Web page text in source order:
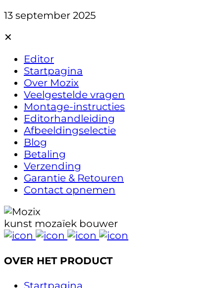
13 september 2025
✕
Editor
Startpagina
Over Mozix
Veelgestelde vragen
Montage-instructies
Editorhandleiding
Afbeeldingselectie
Blog
Betaling
Verzending
Garantie & Retouren
Contact opnemen
kunst mozaïek bouwer
OVER HET PRODUCT
Startpagina